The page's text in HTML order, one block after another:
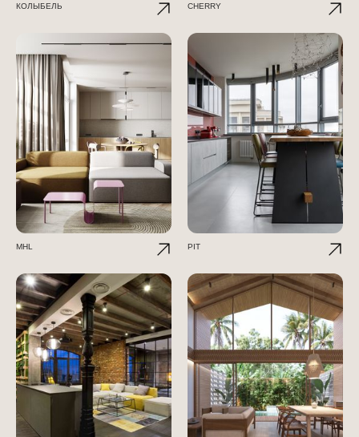
КОЛЫБЕЛЬ CHERRY
MHL PIT